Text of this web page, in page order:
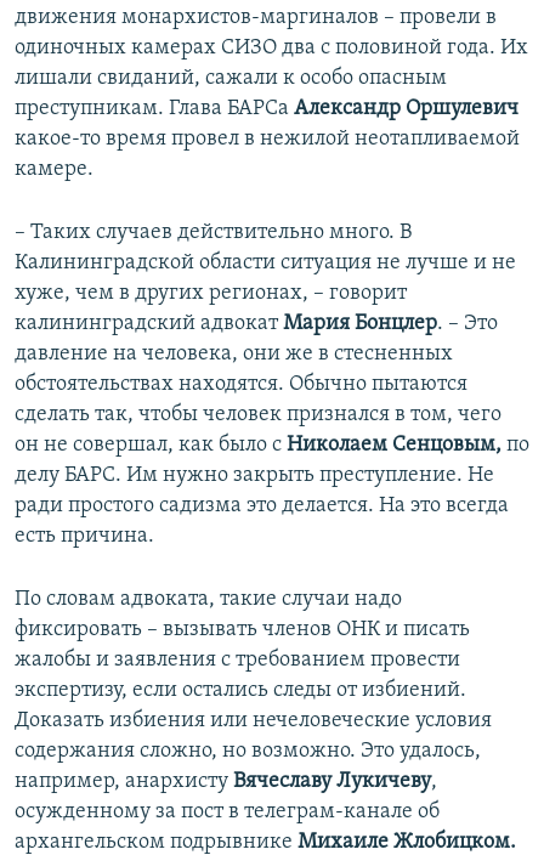
движения монархистов-маргиналов – провели в
одиночных камерах СИЗО два с половиной года. Их
лишали свиданий, сажали к особо опасным
преступникам. Глава БАРСа Александр Оршулевич
какое-то время провел в нежилой неотапливаемой
камере.
– Таких случаев действительно много. В
Калининградской области ситуация не лучше и не
хуже, чем в других регионах, – говорит
калининградский адвокатМария Бонцлер. – Это
давление на человека, они же в стесненных
обстоятельствах находятся. Обычно пытаются
сделать так, чтобы человек признался в том, чего
он не совершал, как было с Николаем Сенцовым, по
делу БАРС. Им нужно закрыть преступление. Не
ради простого садизма это делается. На это всегда
есть причина.
По словам адвоката, такие случаи надо
фиксировать – вызывать членов ОНК и писать
жалобы и заявления с требованием провести
экспертизу, если остались следы от избиений.
Доказать избиения или нечеловеческие условия
содержания сложно, но возможно. Это удалось,
например, анархисту Вячеславу Лукичеву,
осужденному за пост в телеграм-канале об
архангельском подрывнике Михаиле Жлобицком.